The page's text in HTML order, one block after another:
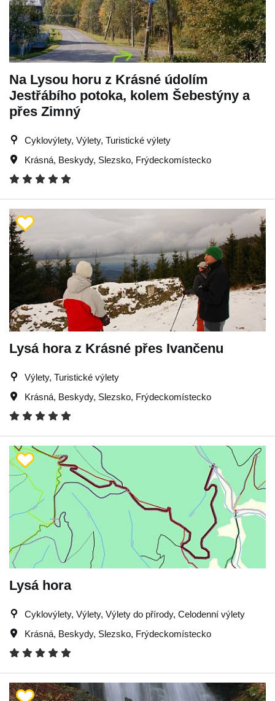
Na Lysou horu z Krásné údolím
Jestřábího potoka, kolem Šebestýny a
přes Zimný
Cyklovýlety, Výlety, Turistické výlety
Krásná, Beskydy, Slezsko, Frýdeckomístecko
Lysá hora z Krásné přes Ivančenu
Výlety, Turistické výlety
Krásná, Beskydy, Slezsko, Frýdeckomístecko
Lysá hora
Cyklovýlety, Výlety, Výlety do přírody, Celodenní výlety
Krásná, Beskydy, Slezsko, Frýdeckomístecko